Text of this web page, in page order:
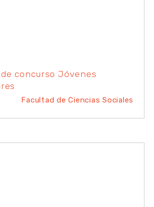
concurso Jóvenes
Facultad de Ciencias Sociales